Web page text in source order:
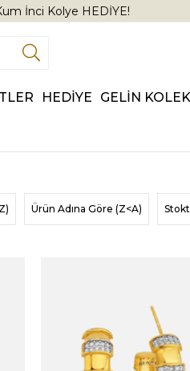
İnci Kolye HEDİYE!
HEDİYE GELİN
Ürün Adına Göre (Z<A)